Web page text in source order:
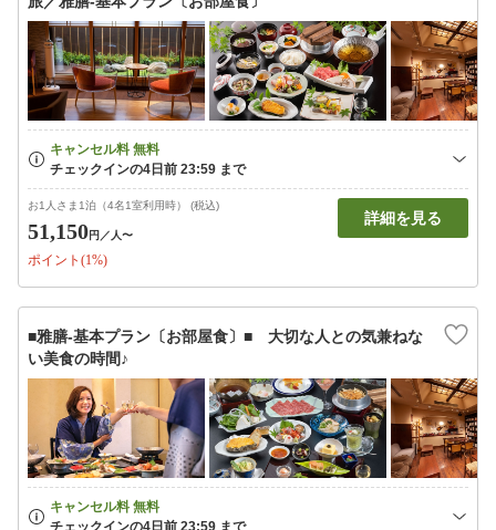
お1人さま1泊（4名1室利用時） (税込)
51,150円 ／人〜
ポイント(1%)
詳細を見る
■雅膳‐基本プラン〔お部屋食〕■ 大切な人との気兼ねな
い美食の時間♪